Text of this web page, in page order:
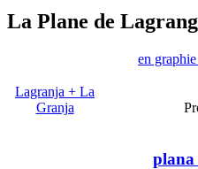
La Plane de
en
Lagranja + La
Granja
plana